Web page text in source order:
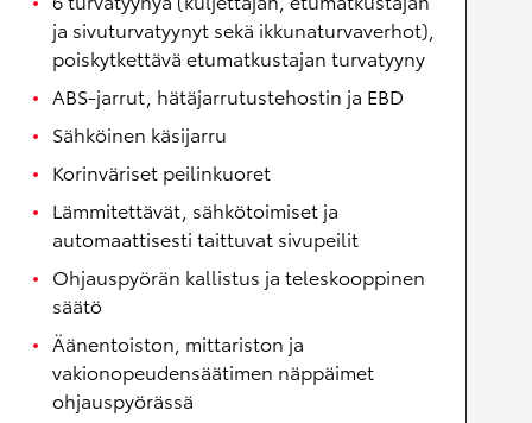
ja sivuturvatyynyt sekä ikkunaturvaverhot),
poiskytkettävä etumatkustajan turvatyyny
ABS-jarrut, hätäjarrutustehostin ja EBD
Sähköinen käsijarru
Korinväriset peilinkuoret
Lämmitettävät, sähkötoimiset ja
automaattisesti taittuvat sivupeilit
Ohjauspyörän kallistus ja teleskooppinen
säätö
Äänentoiston, mittariston ja
vakionopeudensäätimen näppäimet
ohjauspyörässä